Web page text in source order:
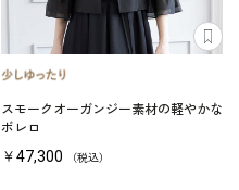
スモークオーガンジー素材の軽やかな
ボレロ
￥47,300 （税込）